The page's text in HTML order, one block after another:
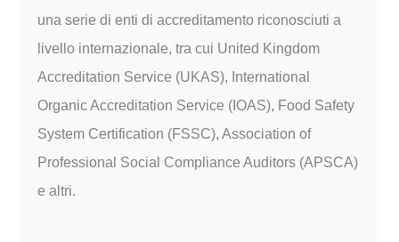
una serie di enti di accreditamento riconosciuti a
livello internazionale, tra cui United Kingdom
Accreditation Service (UKAS), International
Organic Accreditation Service (IOAS), Food Safety
System Certification (FSSC), Association of
Professional Social Compliance Auditors (APSCA)
e altri.